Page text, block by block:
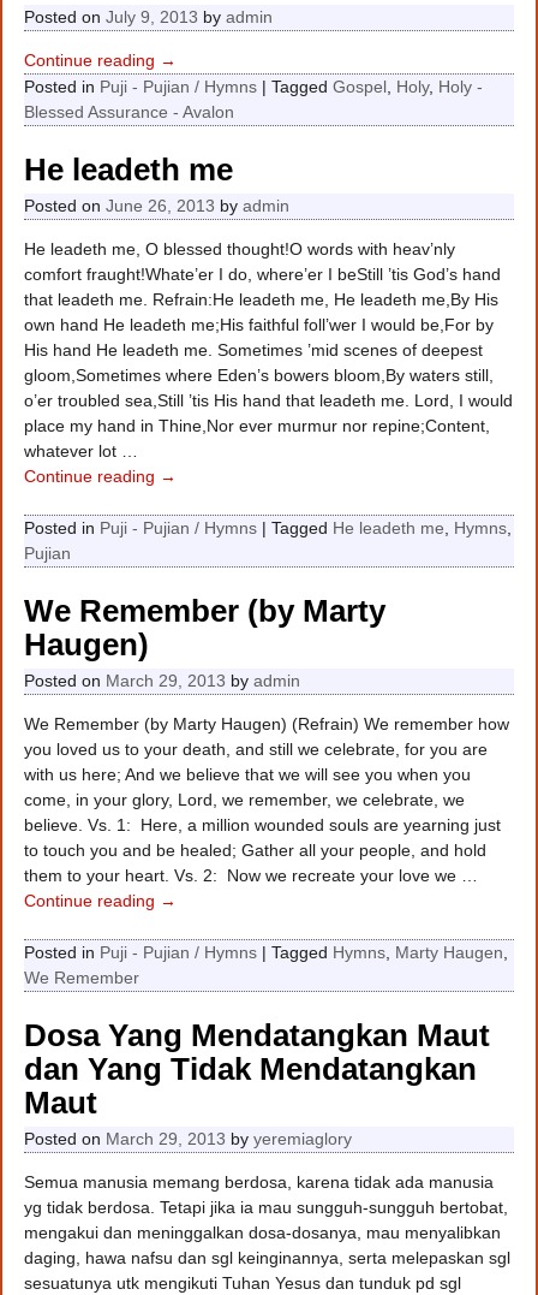
Posted onJuly 9, 2013 byadmin
Continue reading →
Posted in Puji - Pujian / Hymns |Tagged Gospel Holy, Holy -
Blessed Assurance - Avalon
He leadeth me
Posted onJune 26, 2013 byadmin
He leadeth me, O blessed thought!O words with heav’nly
comfort fraught!Whate’er I do, where’er I beStill ’tis God’s hand
that leadeth me. Refrain:He leadeth me, He leadeth me,By His
own hand He leadeth me;His faithful foll’wer I would be,For by
His hand He leadeth me. Sometimes ’mid scenes of deepest
gloom,Sometimes where Eden’s bowers bloom,By waters still,
o’er troubled sea,Still ’tis His hand that leadeth me. Lord, I would
place my hand in Thine,Nor ever murmur nor repine;Content,
whatever lot
Continue reading →
Posted in Puji - Pujian / Hymns |Tagged He leadeth me Hymns
Pujian
We Remember (by Marty
Haugen)
Posted on March 29, 2013 byadmin
We Remember (by Marty Haugen) (Refrain) We remember how
you loved us to your death, and still we celebrate, for you are
with us here; And we believe that we will see you when you
come, in your glory, Lord, we remember, we celebrate, we
believe. Vs. 1: Here, a million wounded souls are yearning just
to touch you and be healed; Gather all your people, and hold
them to your heart. Vs. 2: Now we recreate your love we …
Continue reading →
Posted in Puji - Pujian / Hymns |Tagged Hymns, Marty Haugen,
We Remember
Dosa Yang Mendatangkan Maut
dan Yang Tidak Mendatangkan
Maut
Posted on March 29, 2013 byyeremiaglory
Semua manusia memang berdosa, karena tidak ada manusia
yg tidak berdosa. Tetapi jika ia mau sungguh-sungguh bertobat,
mengakui dan meninggalkan dosa-dosanya, mau menyalibkan
daging, hawa nafsu dan sgl keinginannya, serta melepaskan sgl
sesuatunya utk mengikuti Tuhan Yesus dan tunduk pd sgl